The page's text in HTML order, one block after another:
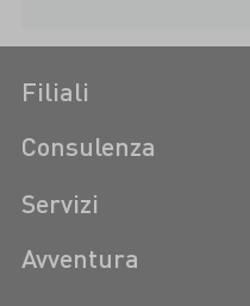
Filiali
Consulenza
Servizi
Avventura